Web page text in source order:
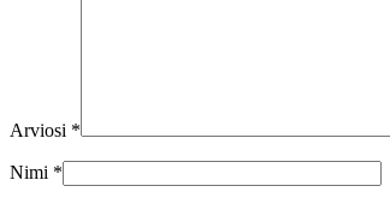
Arviosi *
Nimi *